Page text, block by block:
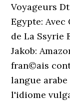
Voyageurs
Egypte:
de La Ssyrie
Jakob:
fran©ais
langue
l'idiome